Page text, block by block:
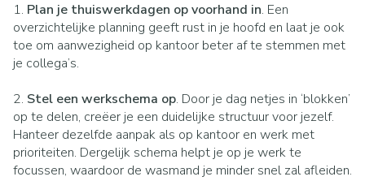
1. Plan je thuiswerkdagen op voorhand in. Een
overzichtelijke planning geeft rust in je hoofd en laat je ook
toe om aanwezigheid op kantoor beter af te stemmen met
je collega’s.
2. Stel een werkschema op. Door je dag netjes in ‘blokken’
op te delen, creëer je een duidelijke structuur voor jezelf.
Hanteer dezelfde aanpak als op kantoor en werk met
prioriteiten. Dergelijk schema helpt je op je werk te
focussen, waardoor de wasmand je minder snel zal afleiden.